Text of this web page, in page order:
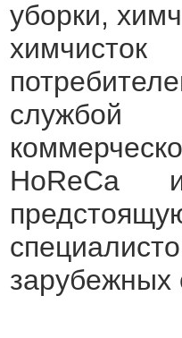
уборки,
службой
HoReCa
зарубежных